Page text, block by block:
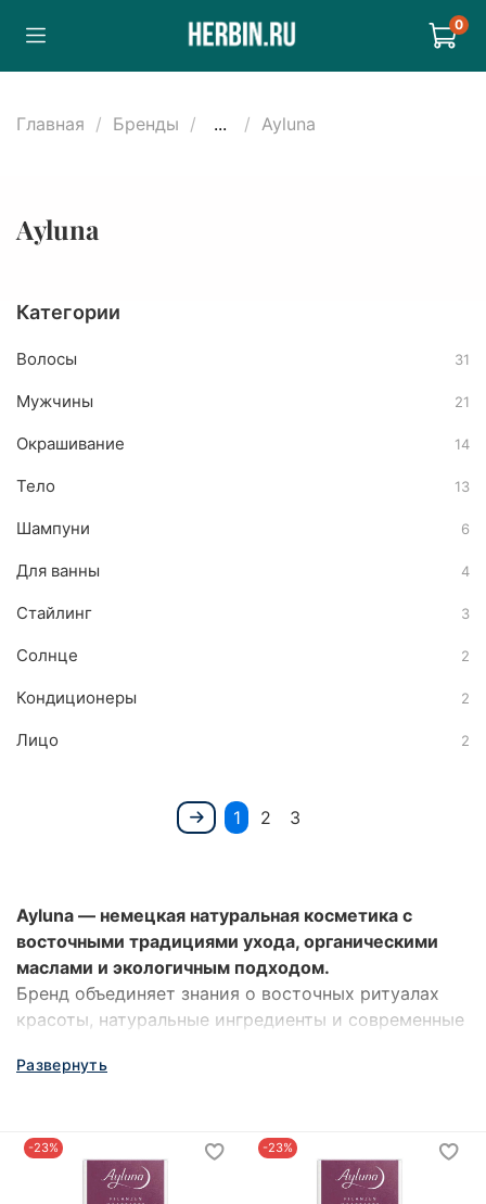
0
Главная Бренды ... Ayluna
Ayluna
1 2 3
Ayluna — немецкая натуральная косметика с
восточными традициями ухода, органическими
маслами и экологичным подходом.
Бренд объединяет знания о восточных ритуалах
красоты, натуральные ингредиенты и современные
создавая мягкий уход для волос, кожи и тела.
красками для волос, средствами с аргановым
маслом и натуральным уходом без агрессивных
компонентов.
Развернуть
-23% -23%
Категории
Волосы 31
Мужчины 21
Окрашивание 14
Тело 13
Шампуни 6
Для ванны 4
Стайлинг 3
Солнце 2
Кондиционеры 2
Лицо 2